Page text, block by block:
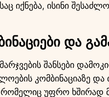
იქნება, ისინი
და
შანსები
კომბინაციაზე
რომელიც უფრო ხშირად